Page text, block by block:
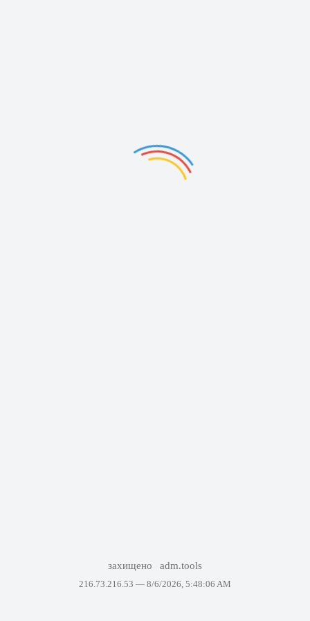
захищено adm.tools
216.73.216.53 — 8/6/2026, 5:48:06 AM